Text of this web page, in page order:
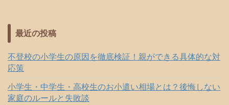
最近の投稿
不登校の小学生の原因を徹底検証！親ができる具体的な対
応策
小学生・中学生・高校生のお小遣い相場とは？後悔しない
家庭のルールと失敗談